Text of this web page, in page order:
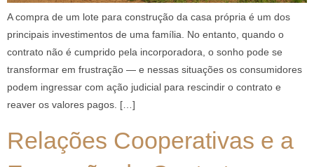
A compra de um lote para construção da casa própria é um dos
principais investimentos de uma família. No entanto, quando o
contrato não é cumprido pela incorporadora, o sonho pode se
transformar em frustração — e nessas situações os consumidores
podem ingressar com ação judicial para rescindir o contrato e
reaver os valores pagos. […]
Relações Cooperativas e a